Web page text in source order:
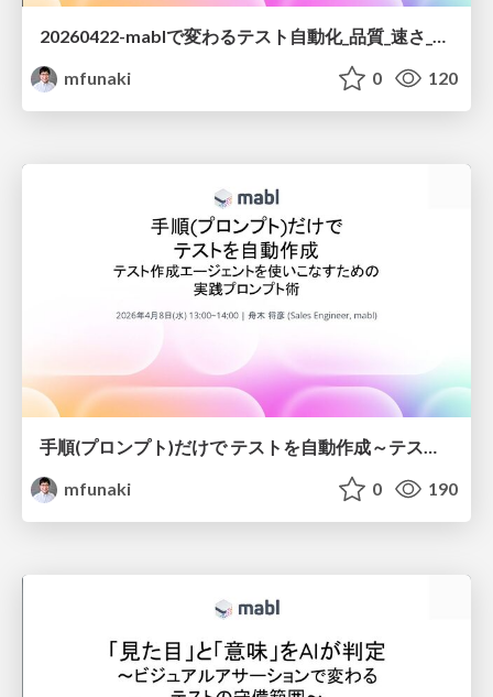
20260422-mablで変わるテスト自動化_品質_速さ_コストの三角形を崩す5つのアプローチ.pdf
mfunaki
0 120
mfunaki
0 190